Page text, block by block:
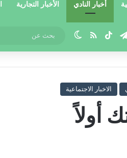
أخبار النادي الأخبار التجارية
تيلقرام‫TikTokملخص الموقع RSS
الوضع المظلم
الاخبار الاجتماعية
أولاً